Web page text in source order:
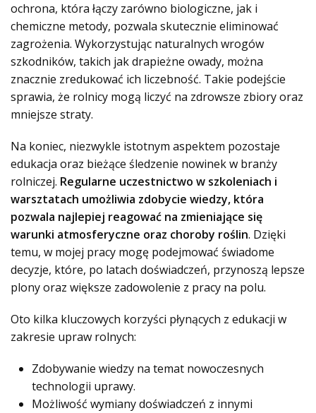
ochrona, która łączy zarówno biologiczne, jak i
chemiczne metody, pozwala skutecznie eliminować
zagrożenia. Wykorzystując naturalnych wrogów
szkodników, takich jak drapieżne owady, można
znacznie zredukować ich liczebność. Takie podejście
sprawia, że rolnicy mogą liczyć na zdrowsze zbiory oraz
mniejsze straty.
Na koniec, niezwykle istotnym aspektem pozostaje
edukacja oraz bieżące śledzenie nowinek w branży
rolniczej. Regularne uczestnictwo w szkoleniach i
warsztatach umożliwia zdobycie wiedzy, która
pozwala najlepiej reagować na zmieniające się
warunki atmosferyczne oraz choroby roślin. Dzięki
temu, w mojej pracy mogę podejmować świadome
decyzje, które, po latach doświadczeń, przynoszą lepsze
plony oraz większe zadowolenie z pracy na polu.
Oto kilka kluczowych korzyści płynących z edukacji w
zakresie upraw rolnych:
Zdobywanie wiedzy na temat nowoczesnych
technologii uprawy.
Możliwość wymiany doświadczeń z innymi